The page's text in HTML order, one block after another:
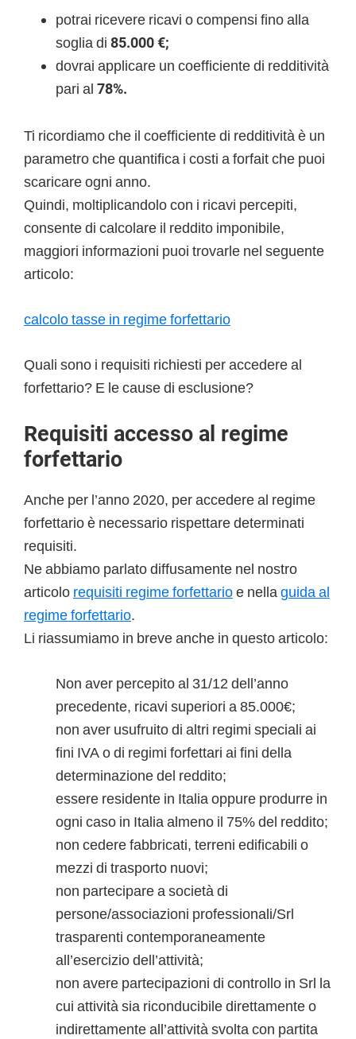
potrai ricevere ricavi o compensi fino alla
soglia di 85.000 €;
dovrai applicare un coefficiente di redditività
pari al 78%.
Ti ricordiamo che il coefficiente di redditività è un
parametro che quantifica i costi a forfait che puoi
scaricare ogni anno.
Quindi, moltiplicandolo con i ricavi percepiti,
consente di calcolare il reddito imponibile,
maggiori informazioni puoi trovarle nel seguente
articolo:
calcolo tasse in regime forfettario
Quali sono i requisiti richiesti per accedere al
forfettario? E le cause di esclusione?
Requisiti accesso al regime
forfettario
Anche per l’anno 2020, per accedere al regime
forfettario è necessario rispettare determinati
requisiti.
Ne abbiamo parlato diffusamente nel nostro
articolo requisiti regime forfettarioe nella guida al
regime forfettario.
Li riassumiamo in breve anche in questo articolo:
Non aver percepito al 31/12 dell’anno
precedente, ricavi superiori a 85.000€;
non aver usufruito di altri regimi speciali ai
fini IVA o di regimi forfettari ai fini della
determinazione del reddito;
essere residente in Italia oppure produrre in
ogni caso in Italia almeno il 75% del reddito;
non cedere fabbricati, terreni edificabili o
mezzi di trasporto nuovi;
non partecipare a società di
persone/associazioni professionali/Srl
trasparenti contemporaneamente
all’esercizio dell’attività;
non avere partecipazioni di controllo in Srl la
cui attività sia riconducibile direttamente o
indirettamente all’attività svolta con partita